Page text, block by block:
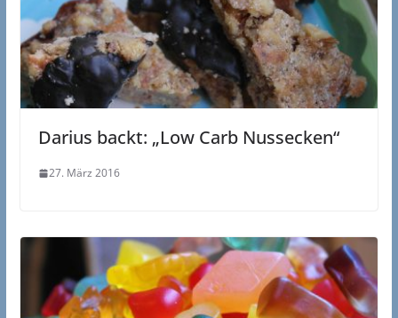
Darius backt: „Low Carb Nussecken“
27. März 2016